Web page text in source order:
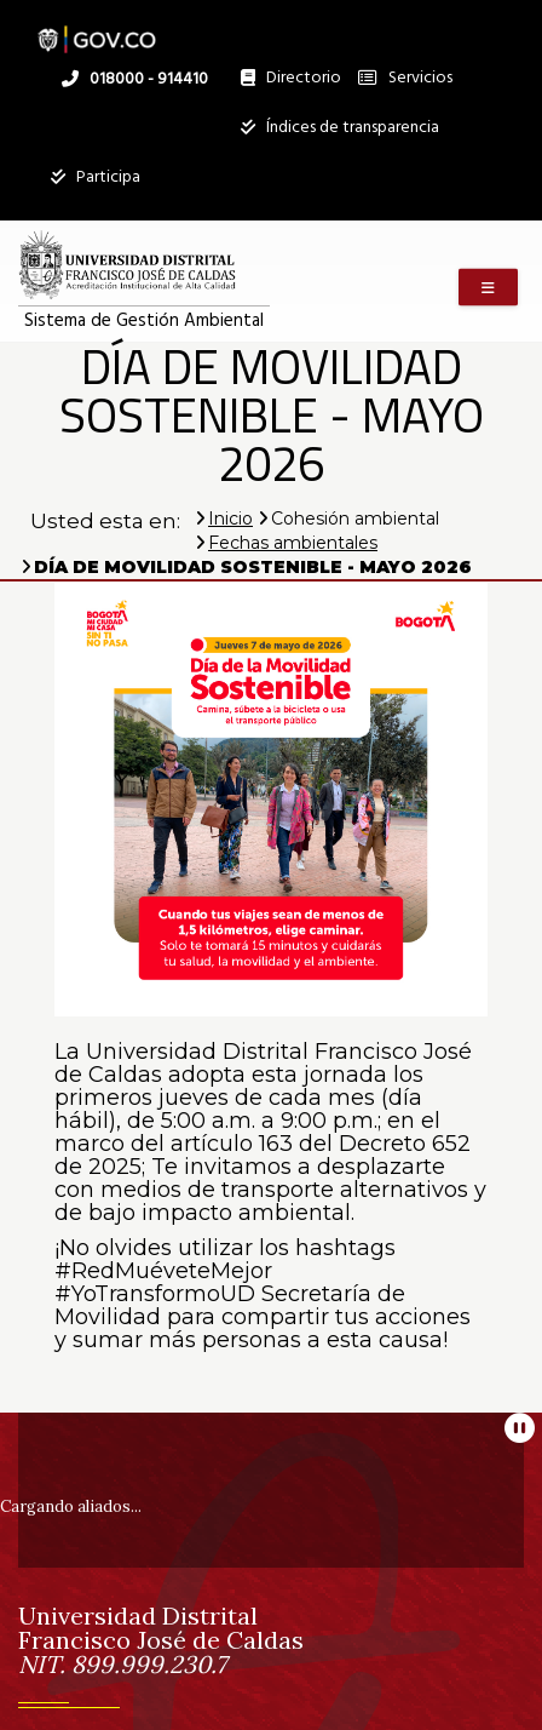
contenido
Linea
018000 - 914410 Directorio
Institucional
Servicios
Índices de transparencia
Participa
Sistema de Gestión Ambiental
DÍA DE MOVILIDAD
SOSTENIBLE - MAYO
2026
Usted esta en: Inicio
Cohesión ambiental
Fechas ambientales
DÍA DE MOVILIDAD SOSTENIBLE - MAYO 2026
La Universidad Distrital Francisco José
de Caldas adopta esta jornada los
primeros jueves de cada mes (día
hábil), de 5:00 a.m. a 9:00 p.m.; en el
marco del artículo 163 del Decreto 652
de 2025; Te invitamos a desplazarte
con medios de transporte alternativos y
de bajo impacto ambiental.
¡No olvides utilizar los hashtags
#RedMuéveteMejor
#YoTransformoUD Secretaría de
Movilidad para compartir tus acciones
y sumar más personas a esta causa!
registros
Buscar:
Servicios
Ningún dato
disponible en
esta tabla
Mostrando
un
Información
pie
de
página
Cargando aliados...
Información
Universidad Distrital
Francisco José de Caldas
NIT. 899.999.230.7